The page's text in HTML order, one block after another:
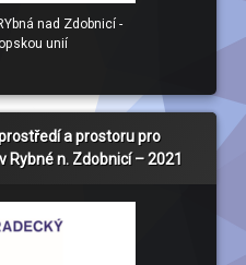
nad Zdobnicí -
unií
a prostoru pro
Rybné n. Zdobnicí – 2021